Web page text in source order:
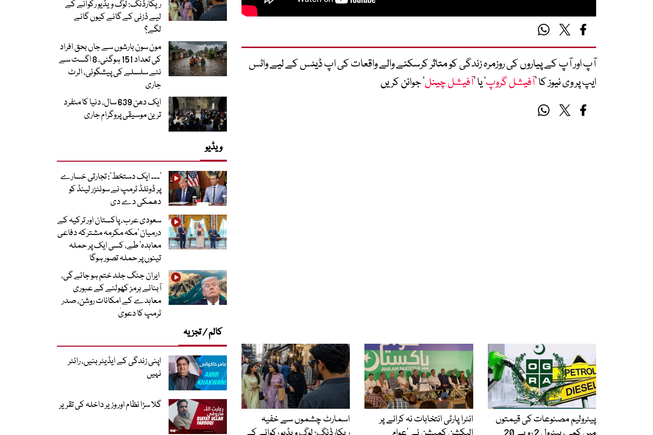
آپ اور آپ کے پیاروں کی روزمرہ زندگی کو متاثر کرسکنے والے واقعات کی اپ ڈیٹس کے لیے واٹس
ایپ پر وی نیوز کا ’آفیشل گروپ‘ یا ’آفیشل چینل‘ جوائن کریں
پیٹرولیم مصنوعات کی قیمتوں
انٹرا پارٹی انتخابات نہ کرانے پر
اسمارٹ چشموں سے خفیہ
ریکارڈنگ: لوگ ویڈیو رکوانے کے
لیے ڈزنی کے گانے کیوں گانے
لگے؟
مون سون بارشوں سے جاں بحق افراد
کی تعداد 151 ہوگئی، 8 اگست سے
نئے سلسلے کی پیشگوئی، الرٹ
جاری
ایک دھن 639 سال، دنیا کا منفرد
ترین موسیقی پروگرام جاری
ویڈیو
’۔۔۔ ایک دستخط‘: تجارتی خسارے
پر ڈونلڈ ٹرمپ نے سوئٹزر لینڈ کو
دھمکی دے دی
سعودی عرب، پاکستان اور ترکیہ کے
درمیان ’مکہ مکرمہ مشترکہ دفاعی
معاہدہ‘ طے، کسی ایک پر حملہ
تینوں پر حملہ تصور ہوگا
ایران جنگ جلد ختم ہو جائے گی،
آبنائے ہرمز کھولنے کے عبوری
معاہدے کے امکانات روشن، صدر
ٹرمپ کا دعویٰ
کالم / تجزیہ
اپنی زندگی کے ایڈیٹر بنیں، رائٹر
نہیں
گلا سڑا نظام اور وزیر داخلہ کی تقریر